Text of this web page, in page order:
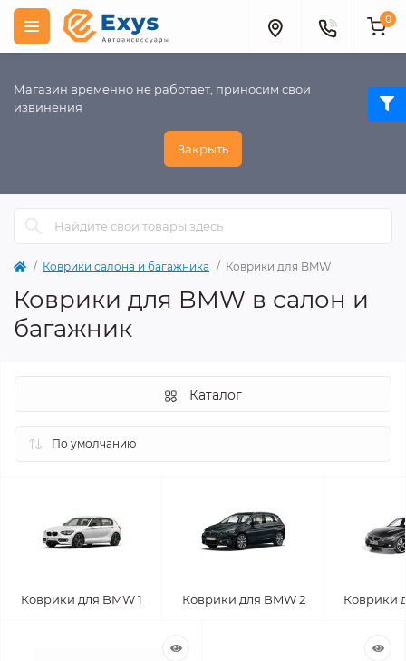
Магазин временно не работает, приносим свои
извинения
Закрыть
0
Коврики салона и багажника Коврики для BMW
Коврики для BMW в салон и
багажник
Каталог
Коврики для BMW 1 Коврики для BMW 2 Коврики